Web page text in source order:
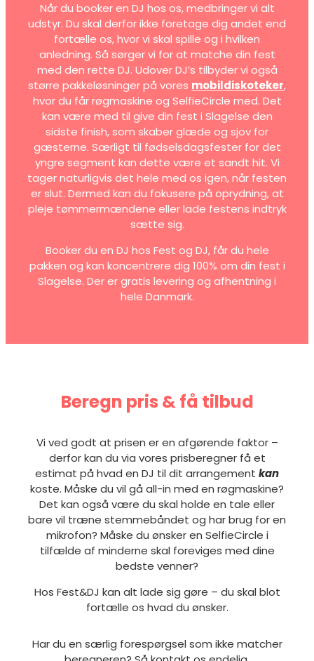
Når du booker en DJ hos os, medbringer vi alt
udstyr. Du skal derfor ikke foretage dig andet end
fortælle os, hvor vi skal spille og i hvilken
anledning. Så sørger vi for at matche din fest
med den rette DJ. Udover DJ’s tilbyder vi også
større pakkeløsninger på vores mobildiskoteker,
hvor du får røgmaskine og SelfieCircle med. Det
kan være med til give din fest i Slagelse den
sidste finish, som skaber glæde og sjov for
gæsterne. Særligt til fødselsdagsfester for det
yngre segment kan dette være et sandt hit. Vi
tager naturligvis det hele med os igen, når festen
er slut. Dermed kan du fokusere på oprydning, at
pleje tømmermændene eller lade festens indtryk
sætte sig.
Booker du en DJ hos Fest og DJ, får du hele
pakken og kan koncentrere dig 100% om din fest i
Slagelse. Der er gratis levering og afhentning i
hele Danmark.
Beregn pris & få tilbud
Vi ved godt at prisen er en afgørende faktor –
derfor kan du via vores prisberegner få et
estimat på hvad en DJ til dit arrangement kan
koste. Måske du vil gå all-in med en røgmaskine?
Det kan også være du skal holde en tale eller
bare vil træne stemmebåndet og har brug for en
mikrofon? Måske du ønsker en SelfieCircle i
tilfælde af minderne skal foreviges med dine
bedste venner?
Hos Fest&DJ kan alt lade sig gøre – du skal blot
fortælle os hvad du ønsker.
Har du en særlig forespørgsel som ikke matcher